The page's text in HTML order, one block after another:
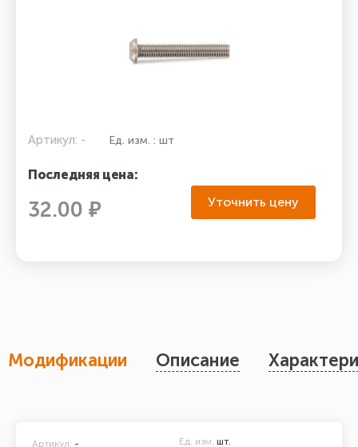
Артикул: - Ед. изм. : шт
Последняя цена:
32.00 ₽ Уточнить цену
Модификации Описание
Артикул: - Ед. изм. шт.